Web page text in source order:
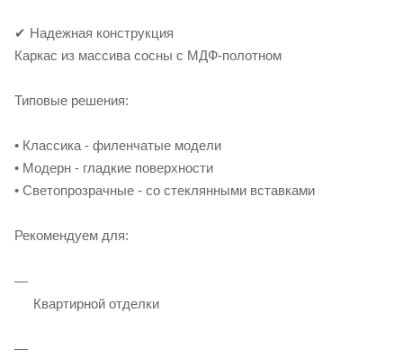
✔ Надежная конструкция
Каркас из массива сосны с МДФ-полотном
Типовые решения:
• Классика - филенчатые модели
• Модерн - гладкие поверхности
• Светопрозрачные - со стеклянными вставками
Рекомендуем для:
Квартирной отделки